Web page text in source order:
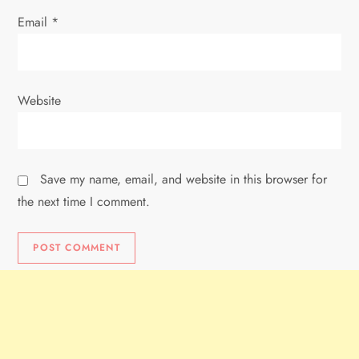
Email *
Website
Save my name, email, and website in this browser for
the next time I comment.